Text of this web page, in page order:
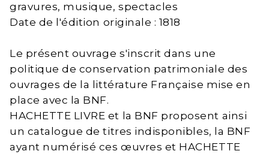
gravures, musique, spectacles
Date de l'édition originale : 1818
Le présent ouvrage s'inscrit dans une
politique de conservation patrimoniale des
ouvrages de la littérature Française mise en
place avec la BNF.
HACHETTE LIVRE et la BNF proposent ainsi
un catalogue de titres indisponibles, la BNF
ayant numérisé ces œuvres et HACHETTE